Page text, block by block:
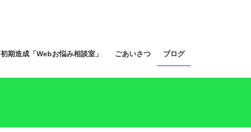
初期造成「Webお悩み相談室」 ごあいさつ ブログ